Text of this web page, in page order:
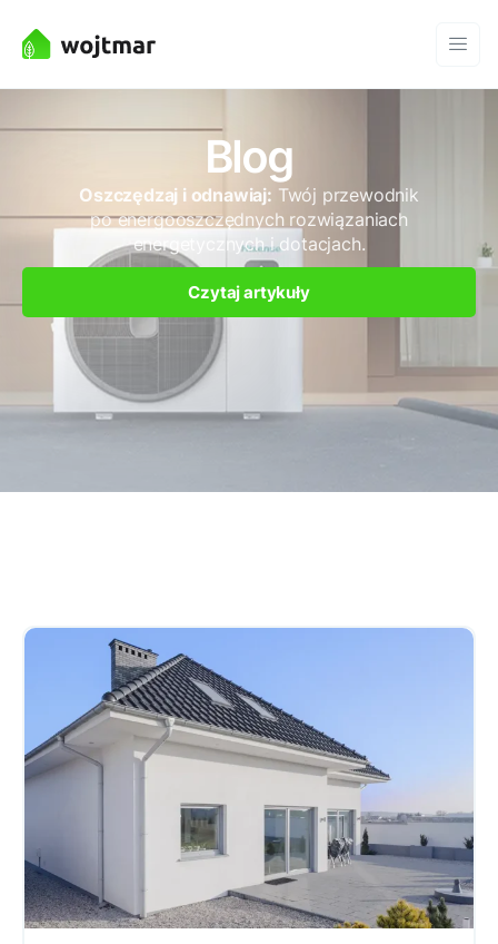
Blog
Oszczędzaj i odnawiaj: Twój przewodnik
po energooszczędnych rozwiązaniach
energetycznych i dotacjach.
Czytaj artykuły